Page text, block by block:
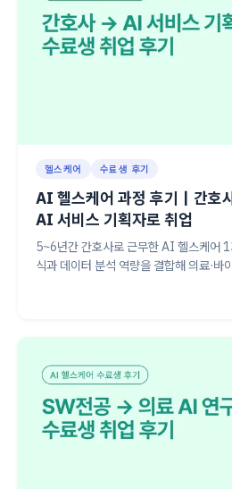
헬스케어 수료생 후기
AI 헬스케어 과정 후기｜간호
AI 서비스 기획자로 취업
5~6년간 간호사로 근무한 AI 헬스케어
식과 데이터 분석 역량을 결합해 의료·바